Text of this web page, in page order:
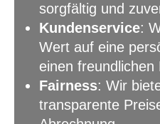
sorgfältig und
Kundenservice:
Wert auf eine
einen freundlichen
Fairness: Wir
transparente